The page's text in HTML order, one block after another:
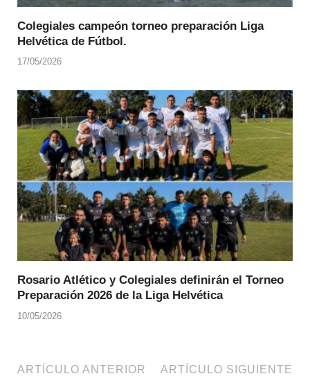
Colegiales campeón torneo preparación Liga
Helvética de Fútbol.
17/05/2026
Rosario Atlético y Colegiales definirán el Torneo
Preparación 2026 de la Liga Helvética
10/05/2026
ARTÍCULO ANTERIOR ARTÍCULO SIGUIENTE